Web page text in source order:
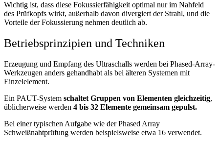
Wichtig ist, dass diese Fokussierfähigkeit optimal nur im Nahfeld
des Prüfkopfs wirkt, außerhalb davon divergiert der Strahl, und die
Vorteile der Fokussierung nehmen deutlich ab.
Betriebsprinzipien und Techniken
Erzeugung und Empfang des Ultraschalls werden bei Phased-Array-
Werkzeugen anders gehandhabt als bei älteren Systemen mit
Einzelelement.
Ein PAUT-System schaltet Gruppen von Elementen gleichzeitig,
üblicherweise werden 4 bis 32 Elemente gemeinsam gepulst.
Bei einer typischen Aufgabe wie der Phased Array
Schweißnahtprüfung werden beispielsweise etwa 16 verwendet.